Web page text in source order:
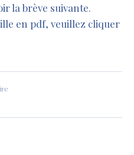
la brève suivante.
en pdf, veuillez cliquer